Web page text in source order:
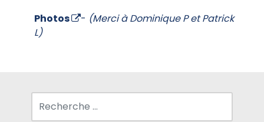
Photos
- (Merci à Dominique P et Patrick
L)